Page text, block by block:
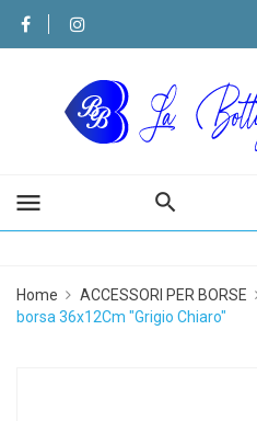
menu
Home ACCESSORI PER BORSE
borsa 36x12Cm "Grigio Chiaro"